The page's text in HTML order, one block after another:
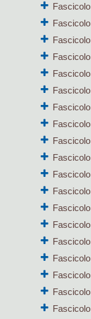
Fascicolo
Fascicolo
Fascicolo
Fascicolo
Fascicolo
Fascicolo
Fascicolo
Fascicolo
Fascicolo
Fascicolo
Fascicolo
Fascicolo
Fascicolo
Fascicolo
Fascicolo
Fascicolo
Fascicolo
Fascicolo
Fascicolo